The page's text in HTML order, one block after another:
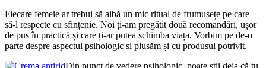
Fiecare femeie ar trebui să aibă un mic ritual de frumusețe pe care
să-l respecte cu sfințenie. Noi ți-am pregătit două recomandări, ușor
de pus în practică și care ți-ar putea schimba viața. Vorbim pe de-o
parte despre aspectul psihologic și plusăm și cu produsul potrivit.